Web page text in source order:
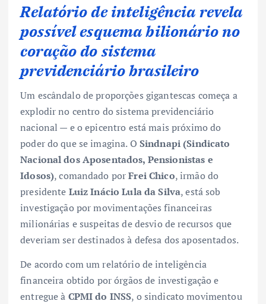
Relatório de inteligência revela
possível esquema bilionário no
coração do sistema
previdenciário brasileiro
Um escândalo de proporções gigantescas começa a
explodir no centro do sistema previdenciário
nacional — e o epicentro está mais próximo do
poder do que se imagina. O Sindnapi (Sindicato
Nacional dos Aposentados, Pensionistas e
Idosos), comandado porFrei Chico, irmão do
presidente Luiz Inácio Lula da Silva, está sob
investigação por movimentações financeiras
milionárias e suspeitas de desvio de recursos que
deveriam ser destinados à defesa dos aposentados.
De acordo com um relatório de inteligência
financeira obtido por órgãos de investigação e
entregue à CPMI do INSS, o sindicato movimentou